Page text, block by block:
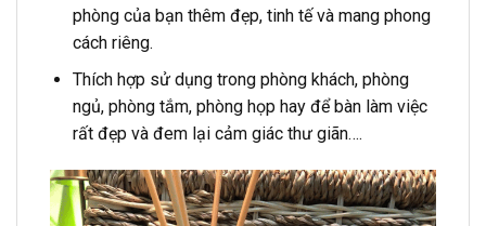
phòng của bạn thêm đẹp, tinh tế và mang phong
cách riêng.
Thích hợp sử dụng trong phòng khách, phòng
ngủ, phòng tắm, phòng họp hay để bàn làm việc
rất đẹp và đem lại cảm giác thư giãn….